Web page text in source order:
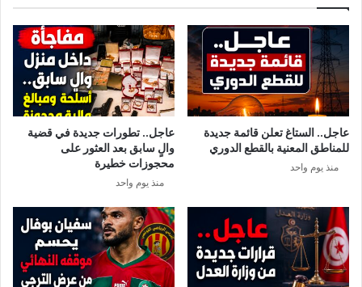
عاجل.. الستاغ تعلن قائمة جديدة
للمناطق المعنية بالقطع الدوري
منذ يوم واحد
عاجل.. تطورات جديدة في قضية
والٍ سابق بعد العثور على
محجوزات خطيرة
منذ يوم واحد